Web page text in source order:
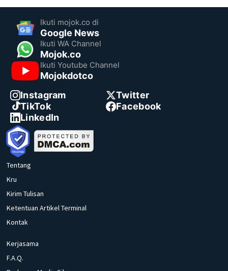
Ikuti mojok.co di
Google News
Ikuti WA Channel
Mojok.co
Ikuti Youtube Channel
Mojokdotco
Instagram
Twitter
TikTok
Facebook
LinkedIn
Tentang
Kru
Kirim Tulisan
Ketentuan Artikel Terminal
Kontak
Kerjasama
F.A.Q.